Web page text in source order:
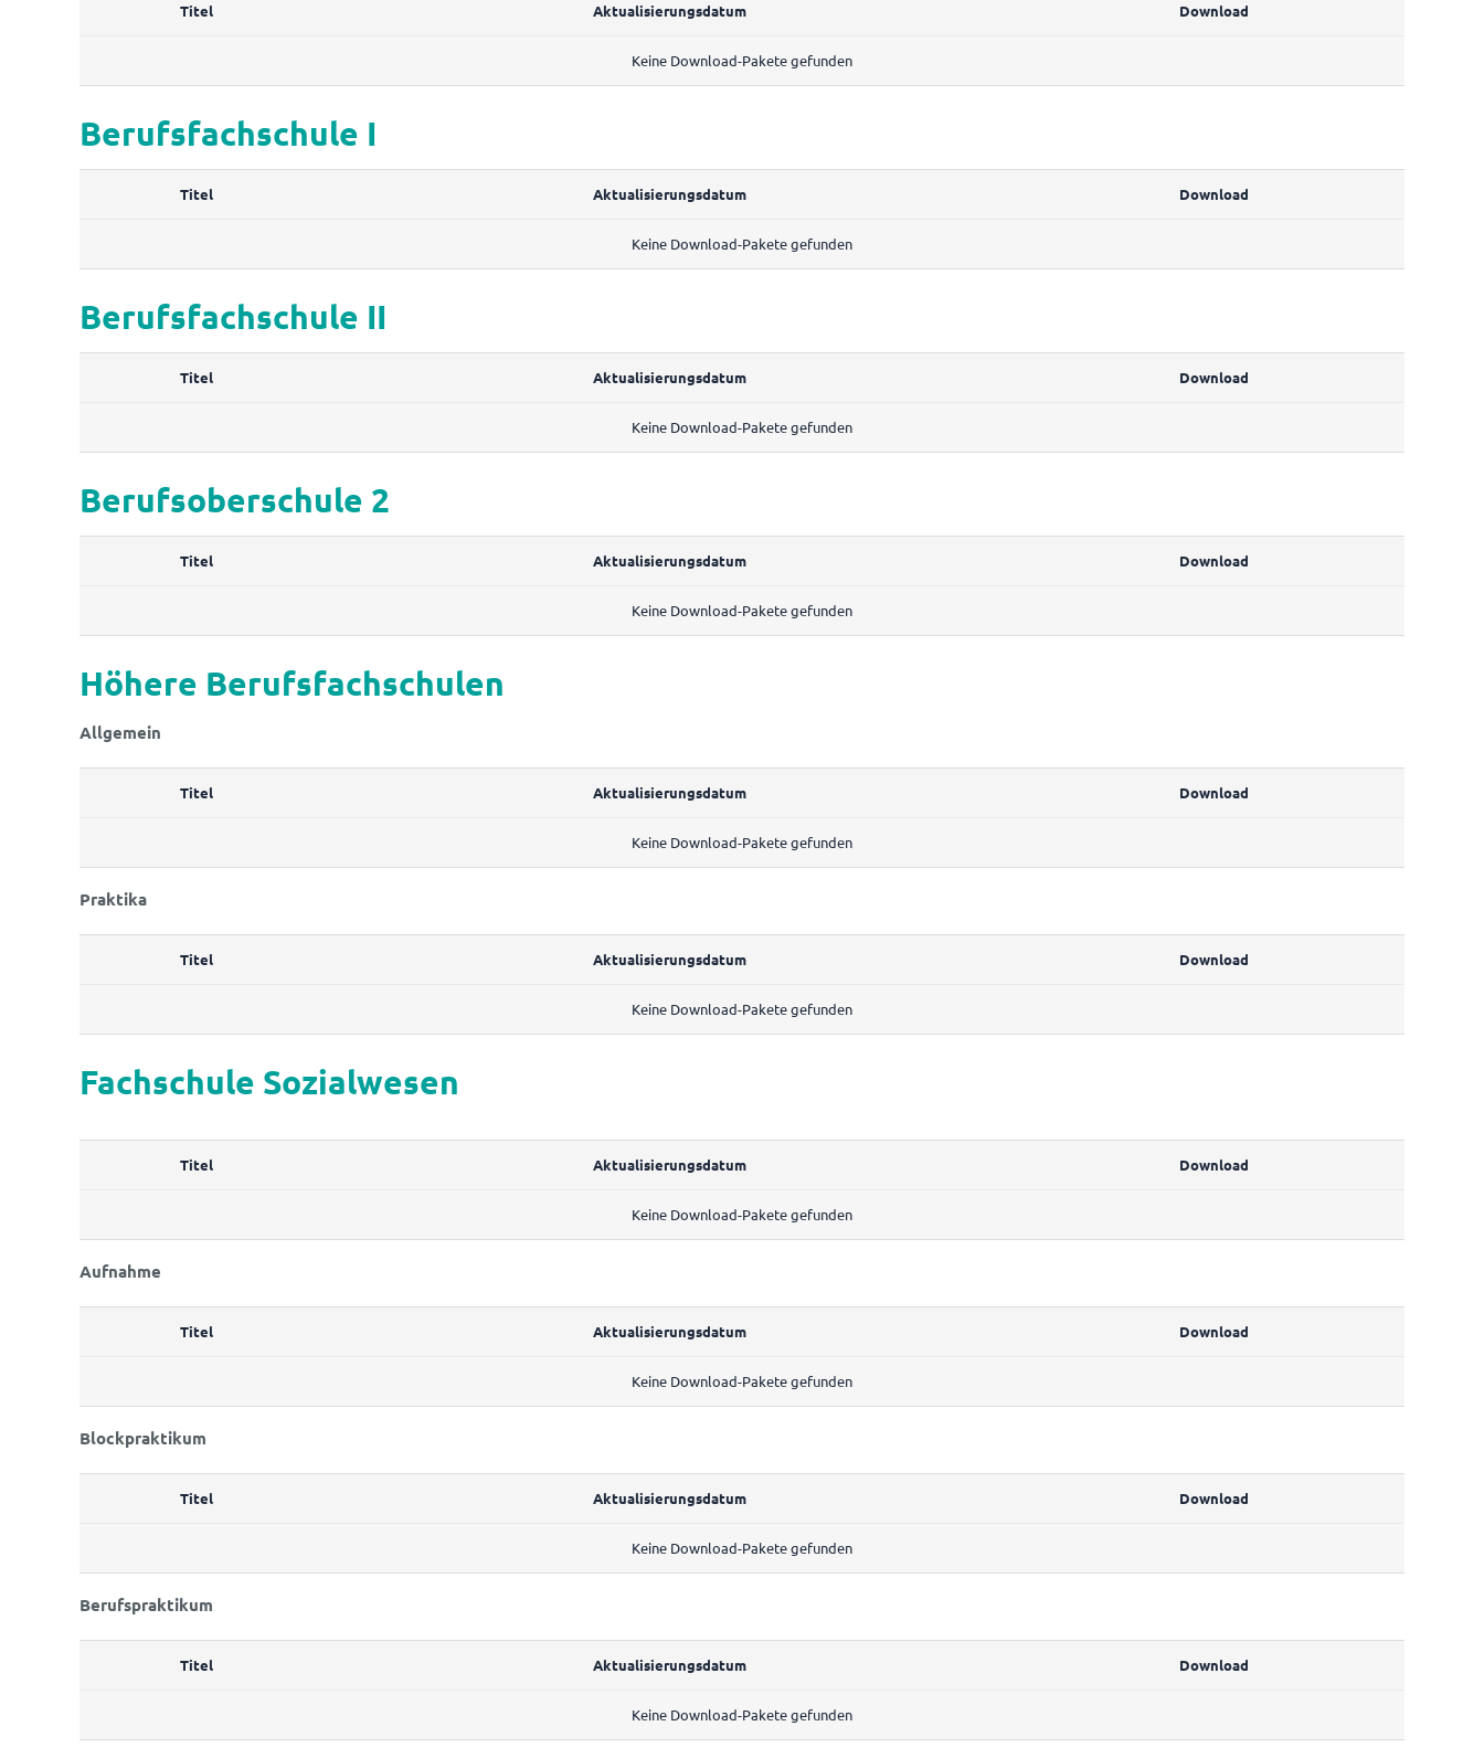
Titel Aktualisierungsdatum Download
Keine Download-Pakete gefunden
Berufsfachschule I
Titel Aktualisierungsdatum Download
Keine Download-Pakete gefunden
Berufsfachschule II
Titel Aktualisierungsdatum Download
Keine Download-Pakete gefunden
Berufsoberschule 2
Titel Aktualisierungsdatum Download
Keine Download-Pakete gefunden
Höhere Berufsfachschulen
Allgemein
Titel Aktualisierungsdatum Download
Keine Download-Pakete gefunden
Praktika
Titel Aktualisierungsdatum Download
Keine Download-Pakete gefunden
Fachschule Sozialwesen
Titel Aktualisierungsdatum Download
Keine Download-Pakete gefunden
Aufnahme
Titel Aktualisierungsdatum Download
Keine Download-Pakete gefunden
Blockpraktikum
Titel Aktualisierungsdatum Download
Keine Download-Pakete gefunden
Berufspraktikum
Titel Aktualisierungsdatum Download
Keine Download-Pakete gefunden